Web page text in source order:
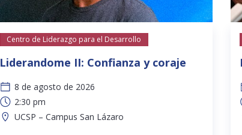
Centro de Liderazgo para el Desarrollo
Liderandome II: Confianza y coraje
8 de agosto de 2026
2:30 pm
UCSP – Campus San Lázaro